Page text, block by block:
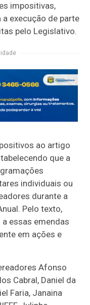
impositivas,
execução de parte
pelo Legislativo.
ao artigo
que a
individuais ou
durante a
Pelo texto,
essas emendas
em ações e
Afonso
Cabral, Daniel da
Faria, Janaina